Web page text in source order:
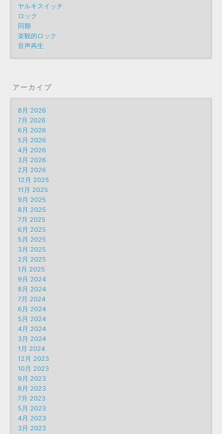
ヤルキスイッチ
ロック
同期
楽観的ロック
音声再生
アーカイブ
8月 2026
7月 2026
6月 2026
5月 2026
4月 2026
3月 2026
2月 2026
12月 2025
11月 2025
9月 2025
8月 2025
7月 2025
6月 2025
5月 2025
3月 2025
2月 2025
1月 2025
9月 2024
8月 2024
7月 2024
6月 2024
5月 2024
4月 2024
3月 2024
1月 2024
12月 2023
10月 2023
9月 2023
8月 2023
7月 2023
5月 2023
4月 2023
3月 2023